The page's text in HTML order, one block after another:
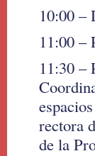
10:00 –
11:00 –
11:30 –
rectora
de la